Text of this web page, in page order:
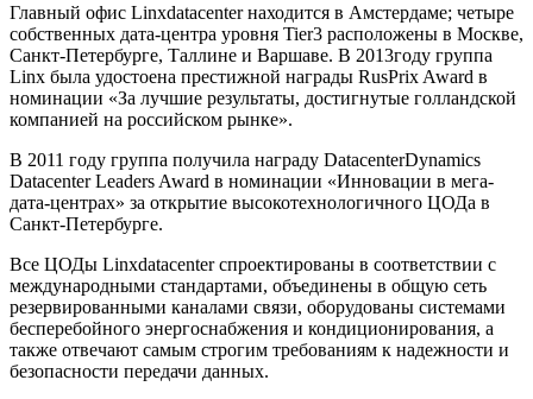
Главный офис Linxdatacenter находится в Амстердаме; четыре
собственных дата-центра уровня Tier3 расположены в Москве,
Санкт-Петербурге, Таллине и Варшаве. В 2013году группа
Linx была удостоена престижной награды RusPrix Award в
номинации «За лучшие результаты, достигнутые голландской
компанией на российском рынке».
В 2011 году группа получила награду DatacenterDynamics
Datacenter Leaders Award в номинации «Инновации в мега-
дата-центрах» за открытие высокотехнологичного ЦОДа в
Санкт-Петербурге.
Все ЦОДы Linxdatacenter спроектированы в соответствии с
международными стандартами, объединены в общую сеть
резервированными каналами связи, оборудованы системами
бесперебойного энергоснабжения и кондиционирования, а
также отвечают самым строгим требованиям к надежности и
безопасности передачи данных.